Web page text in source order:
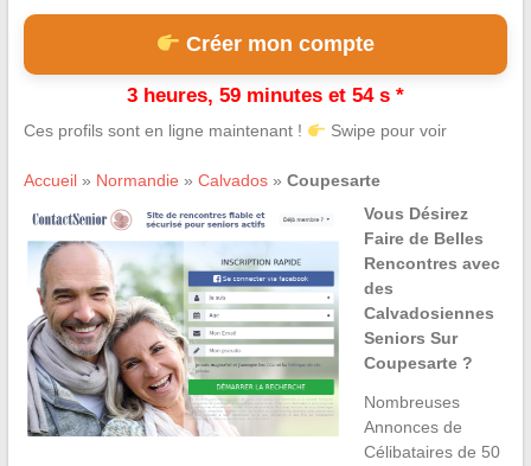
Créer mon compte
3 heures, 59 minutes et 54 s *
Ces profils sont en ligne maintenant ! Swipe pour voir
Accueil» Normandie » Calvados» Coupesarte
Vous Désirez
Faire de Belles
Rencontres avec
des
Calvadosiennes
Seniors Sur
Coupesarte ?
Nombreuses
Annonces de
Célibataires de 50